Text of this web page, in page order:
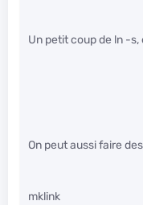
Un petit coup de ln -s,
On peut aussi faire
mklink